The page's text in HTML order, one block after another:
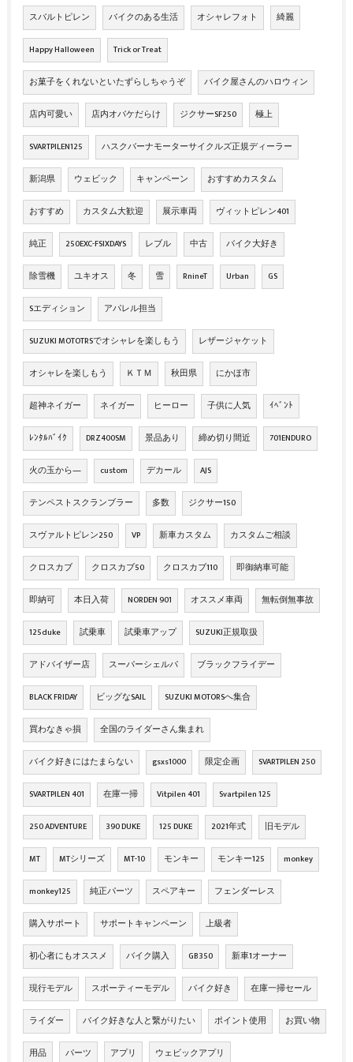
スバルトピレン バイクのある生活 オシャレフォト 綺麗
Happy Halloween Trick or Treat
お菓子をくれないといたずらしちゃうぞ バイク屋さんのハロウィン
店内可愛い 店内オバケだらけ ジクサーSF250 極上
SVARTPILEN125 ハスクバーナモーターサイクルズ正規ディーラー
新潟県 ウェビック キャンペーン おすすめカスタム
おすすめ カスタム大歓迎 展示車両 ヴィットピレン401
純正 250EXC-FSIXDAYS レブル 中古 バイク大好き
除雪機 ユキオス 冬 雪 RnineT Urban GS
Sエディション アパレル担当
SUZUKI MOTOTRSでオシャレを楽しもう レザージャケット
オシャレを楽しもう ＫＴＭ 秋田県 にかほ市
超神ネイガー ネイガー ヒーロー 子供に人気 ｲﾍﾞﾝﾄ
ﾚﾝﾀﾙﾊﾞｲｸ DRZ400SM 景品あり 締め切り間近 701ENDURO
火の玉から― custom デカール AJS
テンペストスクランブラー 多数 ジクサー150
スヴァルトピレン250 VP 新車カスタム カスタムご相談
クロスカブ クロスカブ50 クロスカブ110 即御納車可能
即納可 本日入荷 NORDEN 901 オススメ車両 無転倒無事故
125duke 試乗車 試乗車アップ SUZUKI正規取扱
アドバイザー店 スーパーシェルパ ブラックフライデー
BLACK FRIDAY ビッグなSAIL SUZUKI MOTORSへ集合
買わなきゃ損 全国のライダーさん集まれ
バイク好きにはたまらない gsxs1000 限定企画 SVARTPILEN 250
SVARTPILEN 401 在庫一掃 Vitpilen 401 Svartpilen 125
250 ADVENTURE 390 DUKE 125 DUKE 2021年式 旧モデル
MT MTシリーズ MT-10 モンキー モンキー125 monkey
monkey125 純正パーツ スペアキー フェンダーレス
購入サポート サポートキャンペーン 上級者
初心者にもオススメ バイク購入 GB350 新車1オーナー
現行モデル スポーティーモデル バイク好き 在庫一掃セール
ライダー バイク好きな人と繋がりたい ポイント使用 お買い物
用品 パーツ アプリ ウェビックアプリ